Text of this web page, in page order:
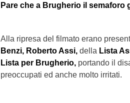
Pare che a Brugherio il semaforo
Alla ripresa del filmato erano
Benzi, Roberto Assi, della Lista
Lista per Brugherio, portando il
preoccupati ed anche molto irritati.